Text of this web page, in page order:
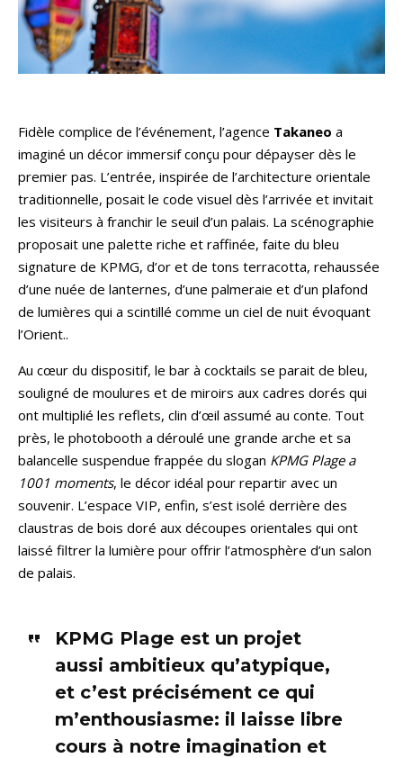
Fidèle complice de l’événement, l’agence Takaneo a
imaginé un décor immersif conçu pour dépayser dès le
premier pas. L’entrée, inspirée de l’architecture orientale
traditionnelle, posait le code visuel dès l’arrivée et invitait
les visiteurs à franchir le seuil d’un palais. La scénographie
proposait une palette riche et raffinée, faite du bleu
signature de KPMG, d’or et de tons terracotta, rehaussée
d’une nuée de lanternes, d’une palmeraie et d’un plafond
de lumières qui a scintillé comme un ciel de nuit évoquant
l’Orient..
Au cœur du dispositif, le bar à cocktails se parait de bleu,
souligné de moulures et de miroirs aux cadres dorés qui
ont multiplié les reflets, clin d’œil assumé au conte. Tout
près, le photobooth a déroulé une grande arche et sa
balancelle suspendue frappée du slogan KPMG Plage a
1001 moments, le décor idéal pour repartir avec un
souvenir. L’espace VIP, enfin, s’est isolé derrière des
claustras de bois doré aux découpes orientales qui ont
laissé filtrer la lumière pour offrir l’atmosphère d’un salon
de palais.
KPMG Plage est un projet
aussi ambitieux qu’atypique,
et c’est précisément ce qui
m’enthousiasme: il laisse libre
cours à notre imagination et